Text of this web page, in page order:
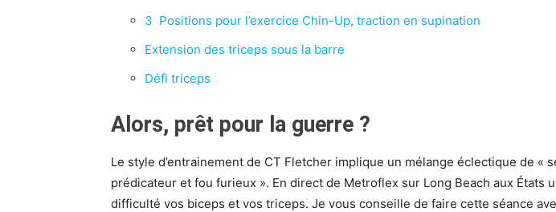
3 Positions pour l’exercice Chin-Up, traction en supination
Extension des triceps sous la barre
Défi triceps
Alors, prêt pour la guerre ?
Le style d’entrainement de CT Fletcher implique un mélange éclectique de «
prédicateur et fou furieux ». En direct de Metroflex sur Long Beach aux États
difficulté vos biceps et vos triceps. Je vous conseille de faire cette séance